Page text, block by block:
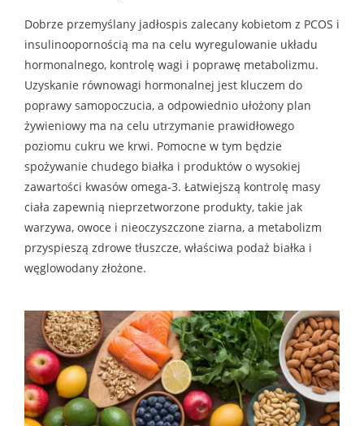
Dobrze przemyślany jadłospis zalecany kobietom z PCOS i
insulinoopornością ma na celu wyregulowanie układu
hormonalnego, kontrolę wagi i poprawę metabolizmu.
Uzyskanie równowagi hormonalnej jest kluczem do
poprawy samopoczucia, a odpowiednio ułożony plan
żywieniowy ma na celu utrzymanie prawidłowego
poziomu cukru we krwi. Pomocne w tym będzie
spożywanie chudego białka i produktów o wysokiej
zawartości kwasów omega-3. Łatwiejszą kontrolę masy
ciała zapewnią nieprzetworzone produkty, takie jak
warzywa, owoce i nieoczyszczone ziarna, a metabolizm
przyspieszą zdrowe tłuszcze, właściwa podaż białka i
węglowodany złożone.